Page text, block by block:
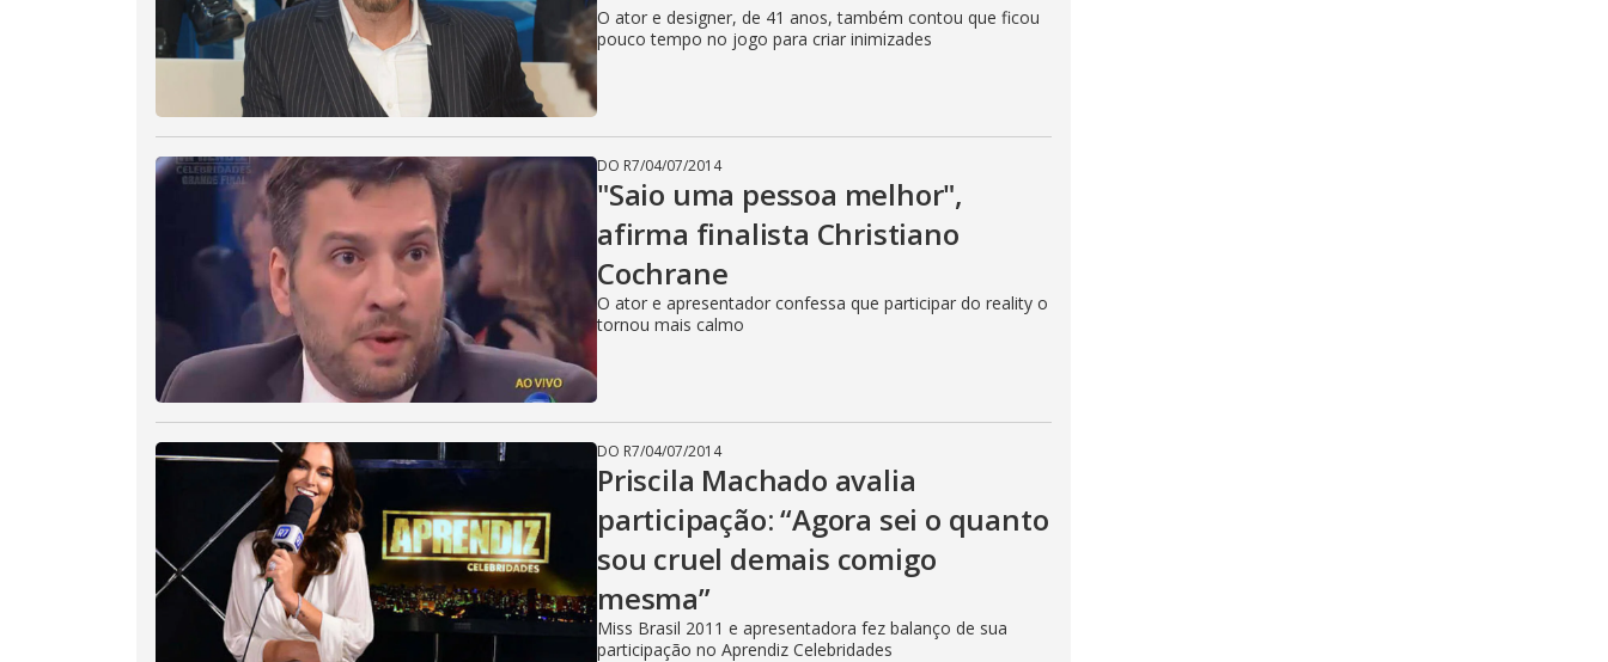
O ator e designer, de 41 anos, também contou que ficou
pouco tempo no jogo para criar inimizades
DO R7/04/07/2014
"Saio uma pessoa melhor",
afirma finalista Christiano
Cochrane
O ator e apresentador confessa que participar do reality o
tornou mais calmo
DO R7/04/07/2014
Priscila Machado avalia
participação: “Agora sei o quanto
sou cruel demais comigo
mesma”
Miss Brasil 2011 e apresentadora fez balanço de sua
participação no Aprendiz Celebridades